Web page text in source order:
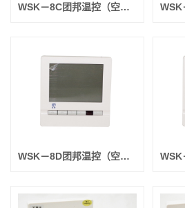
WSK－8C团邦温控（空调房间用）全带 （7根线的）
WSK－8D团邦温控（空调房间用）全带 （7根线的）